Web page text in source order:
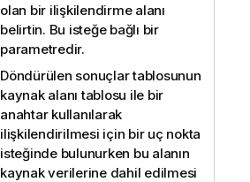
olan bir ilişkilendirme alanı
belirtin. Bu isteğe bağlı bir
parametredir.
Döndürülen sonuçlar tablosunun
kaynak alanı tablosu ile bir
anahtar kullanılarak
ilişkilendirilmesi için bir uç nokta
isteğinde bulunurken bu alanın
kaynak verilerine dahil edilmesi